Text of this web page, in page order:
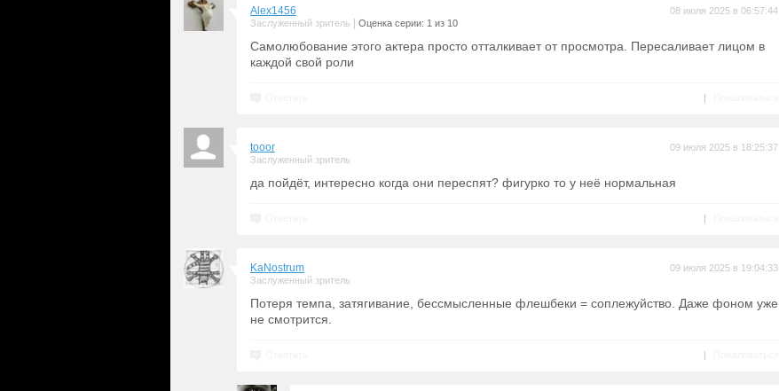
Alex1456
Заслуженный зритель Оценка серии: 1 из 10
08 июля 2025 в 06:57:44
Самолюбование этого актера просто отталкивает от просмотра. Пересаливает лицом в
каждой свой роли
|
tooor
Заслуженный зритель
09 июля 2025 в 18:25:37
да пойдёт, интересно когда они переспят? фигурко то у неё нормальная
|
KaNostrum
Заслуженный зритель
09 июля 2025 в 19:04:33
Потеря темпа, затягивание, бессмысленные флешбеки = соплежуйство. Даже фоном уже
не смотрится.
|